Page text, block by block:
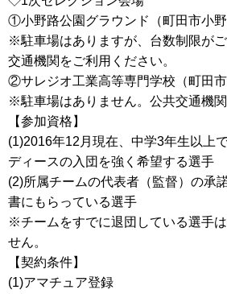
①小野路公園グラウンド（町田市小野
※駐車場はありますが、台数制限が
交通機関をご利用ください。
②サレジオ工業高等専門学校（町田市
※駐車場はありません。公共交通機関
【参加資格】
(1)2016年12月現在、中学3年生以上
ディースの入団を強く希望する選手
(2)所属チームの代表者（監督）の承
書にもらっている選手
※チームをすでに退団している選手
せん。
【契約条件】
(1)アマチュア登録